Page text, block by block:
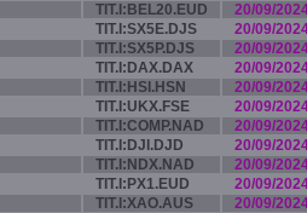
TIT.I:BEL20.EUD
20/09/
TIT.I:SX5E.DJS
20/09/
TIT.I:SX5P.DJS
20/09/
TIT.I:DAX.DAX
20/09/
TIT.I:HSI.HSN
20/09/
TIT.I:UKX.FSE
20/09/
TIT.I:COMP.NAD
20/09/
TIT.I:DJI.DJD
20/09/
TIT.I:NDX.NAD
20/09/
TIT.I:PX1.EUD
20/09/
TIT.I:XAO.AUS
20/09/